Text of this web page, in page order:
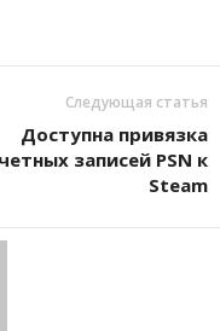
Следующая статья
Доступна привязка
записей PSN к
Steam